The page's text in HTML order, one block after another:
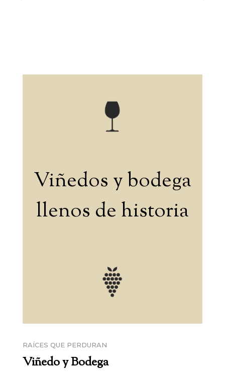
Viñedos y bodega
llenos de historia
RAÍCES QUE PERDURAN
Viñedo y Bodega